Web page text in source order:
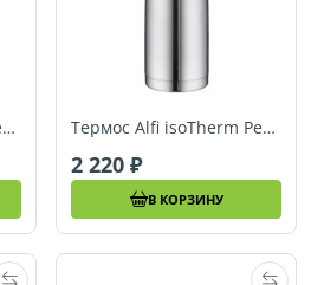
Термос Alfi isoTherm Perfect AS 0,5L Термос Alfi isoTherm Perfect AS 0,75L арт. 5207205075
2 220
В КОРЗИНУ